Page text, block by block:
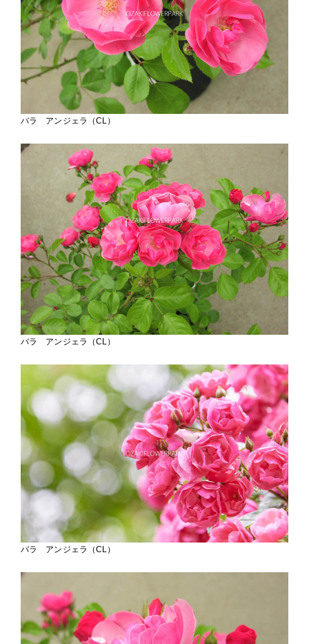
バラ アンジェラ（CL）
バラ アンジェラ（CL）
バラ アンジェラ（CL）